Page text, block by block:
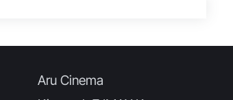
Aru Cinema